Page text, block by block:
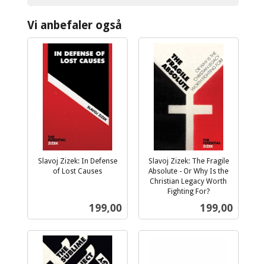
Vi anbefaler også
Slavoj Zizek: In Defense
of Lost Causes
Pris
199,00
Slavoj Zizek: The Fragile
Absolute - Or Why Is the
Christian Legacy Worth
Fighting For?
Pris
199,00